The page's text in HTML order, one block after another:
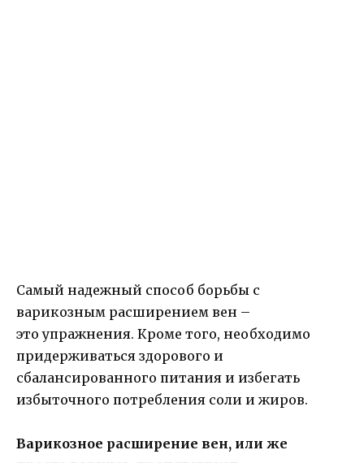
Самый надежный способ борьбы с
варикозным расширением вен –
это упражнения. Кроме того, необходимо
придерживаться здорового и
сбалансированного питания и избегать
избыточного потребления соли и жиров.
Варикозное расширение вен, или же